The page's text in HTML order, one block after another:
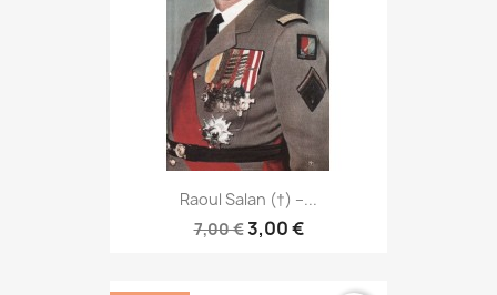
Raoul Salan (†) –...
7,00 €3,00 €